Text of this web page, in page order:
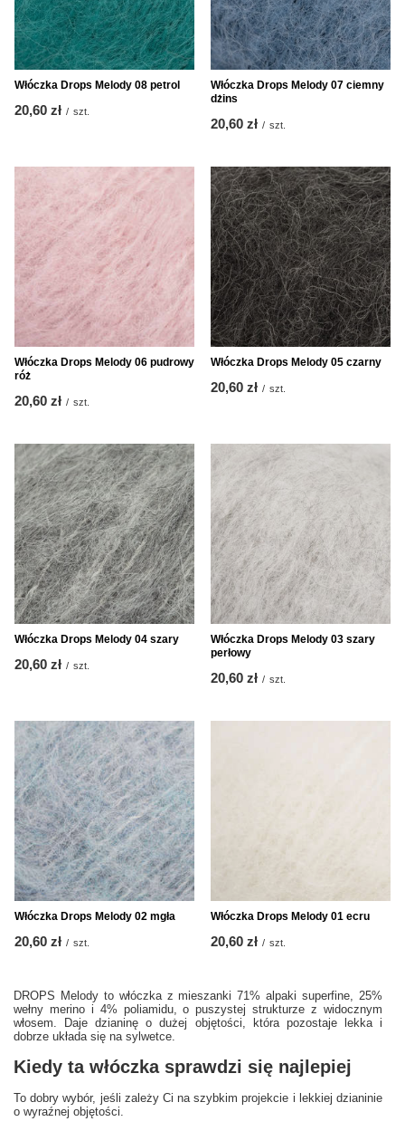
Włóczka Drops Melody 08 petrol
20,60 zł / szt.
Włóczka Drops Melody 07 ciemny
dżins
20,60 zł / szt.
Włóczka Drops Melody 06 pudrowy
róż
20,60 zł / szt.
Włóczka Drops Melody 05 czarny
20,60 zł / szt.
Włóczka Drops Melody 04 szary
20,60 zł / szt.
Włóczka Drops Melody 03 szary
perłowy
20,60 zł / szt.
Włóczka Drops Melody 02 mgła
20,60 zł / szt.
Włóczka Drops Melody 01 ecru
20,60 zł / szt.
DROPS Melody to włóczka z mieszanki 71% alpaki superfine, 25%
wełny merino i 4% poliamidu, o puszystej strukturze z widocznym
włosem. Daje dzianinę o dużej objętości, która pozostaje lekka i
dobrze układa się na sylwetce.
Kiedy ta włóczka sprawdzi się najlepiej
To dobry wybór, jeśli zależy Ci na szybkim projekcie i lekkiej dzianinie
o wyraźnej objętości.